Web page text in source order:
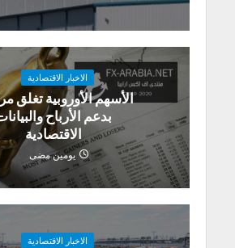
الاخبار الاقتصادية
الأسهم الأوروبية تغلق
بدعم الأرباح
الاقتصادية
يومين مضى
الاخبار الاقتصادية